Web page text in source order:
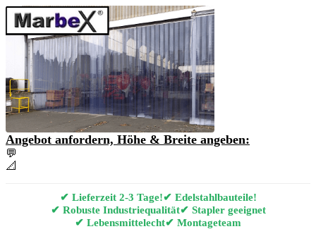
Angebot anfordern, Höhe & Breite angeben:
💬
📐
✔ Lieferzeit 2-3 Tage!✔ Edelstahlbauteile!
✔ Robuste Industriequalität✔ Stapler geeignet
✔ Lebensmittelecht✔ Montageteam